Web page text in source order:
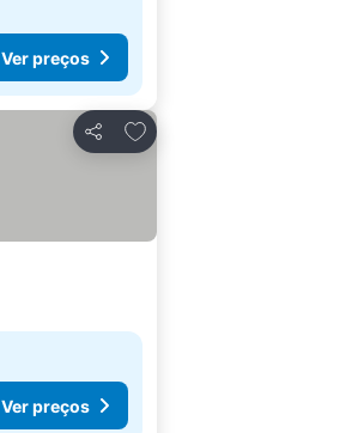
Ver preços
Partilhar
Adicionar aos favoritos
Ver preços